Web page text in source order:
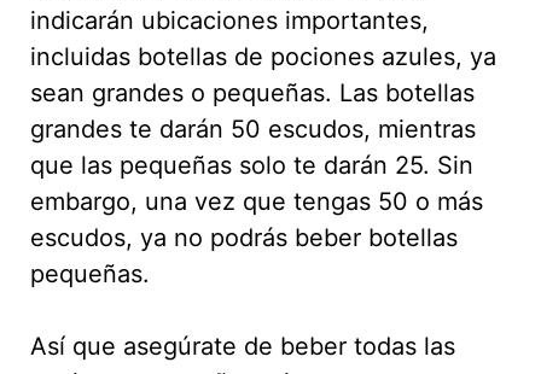
indicarán ubicaciones importantes,
incluidas botellas de pociones azules, ya
sean grandes o pequeñas. Las botellas
grandes te darán 50 escudos, mientras
que las pequeñas solo te darán 25. Sin
embargo, una vez que tengas 50 o más
escudos, ya no podrás beber botellas
pequeñas.
Así que asegúrate de beber todas las